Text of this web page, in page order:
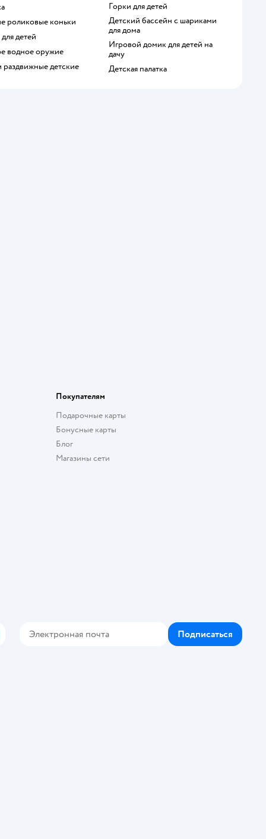
роликовые коньки
для детей
водное оружие
раздвижные детские
Горки для детей
Детский бассейн с шариками
для дома
Игровой домик для детей на
дачу
Детская палатка
Покупателям
Подарочные карты
Бонусные карты
Блог
Магазины сети
Подписаться